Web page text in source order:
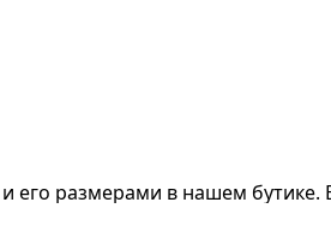
его размерами в нашем бутике.